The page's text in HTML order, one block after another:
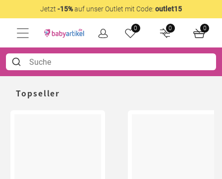
Jetzt -15%auf unser Outlet mit Code: outlet15
0 0 0
Topseller